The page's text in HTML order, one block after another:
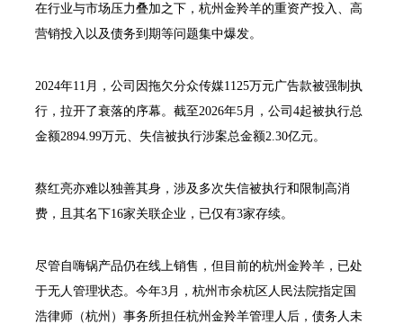
在行业与市场压力叠加之下，杭州金羚羊的重资产投入、高
营销投入以及债务到期等问题集中爆发。
2024年11月，公司因拖欠分众传媒1125万元广告款被强制执
行，拉开了衰落的序幕。截至2026年5月，公司4起被执行总
金额2894.99万元、失信被执行涉案总金额2.30亿元。
蔡红亮亦难以独善其身，涉及多次失信被执行和限制高消
费，且其名下16家关联企业，已仅有3家存续。
尽管自嗨锅产品仍在线上销售，但目前的杭州金羚羊，已处
于无人管理状态。今年3月，杭州市余杭区人民法院指定国
浩律师（杭州）事务所担任杭州金羚羊管理人后，债务人未